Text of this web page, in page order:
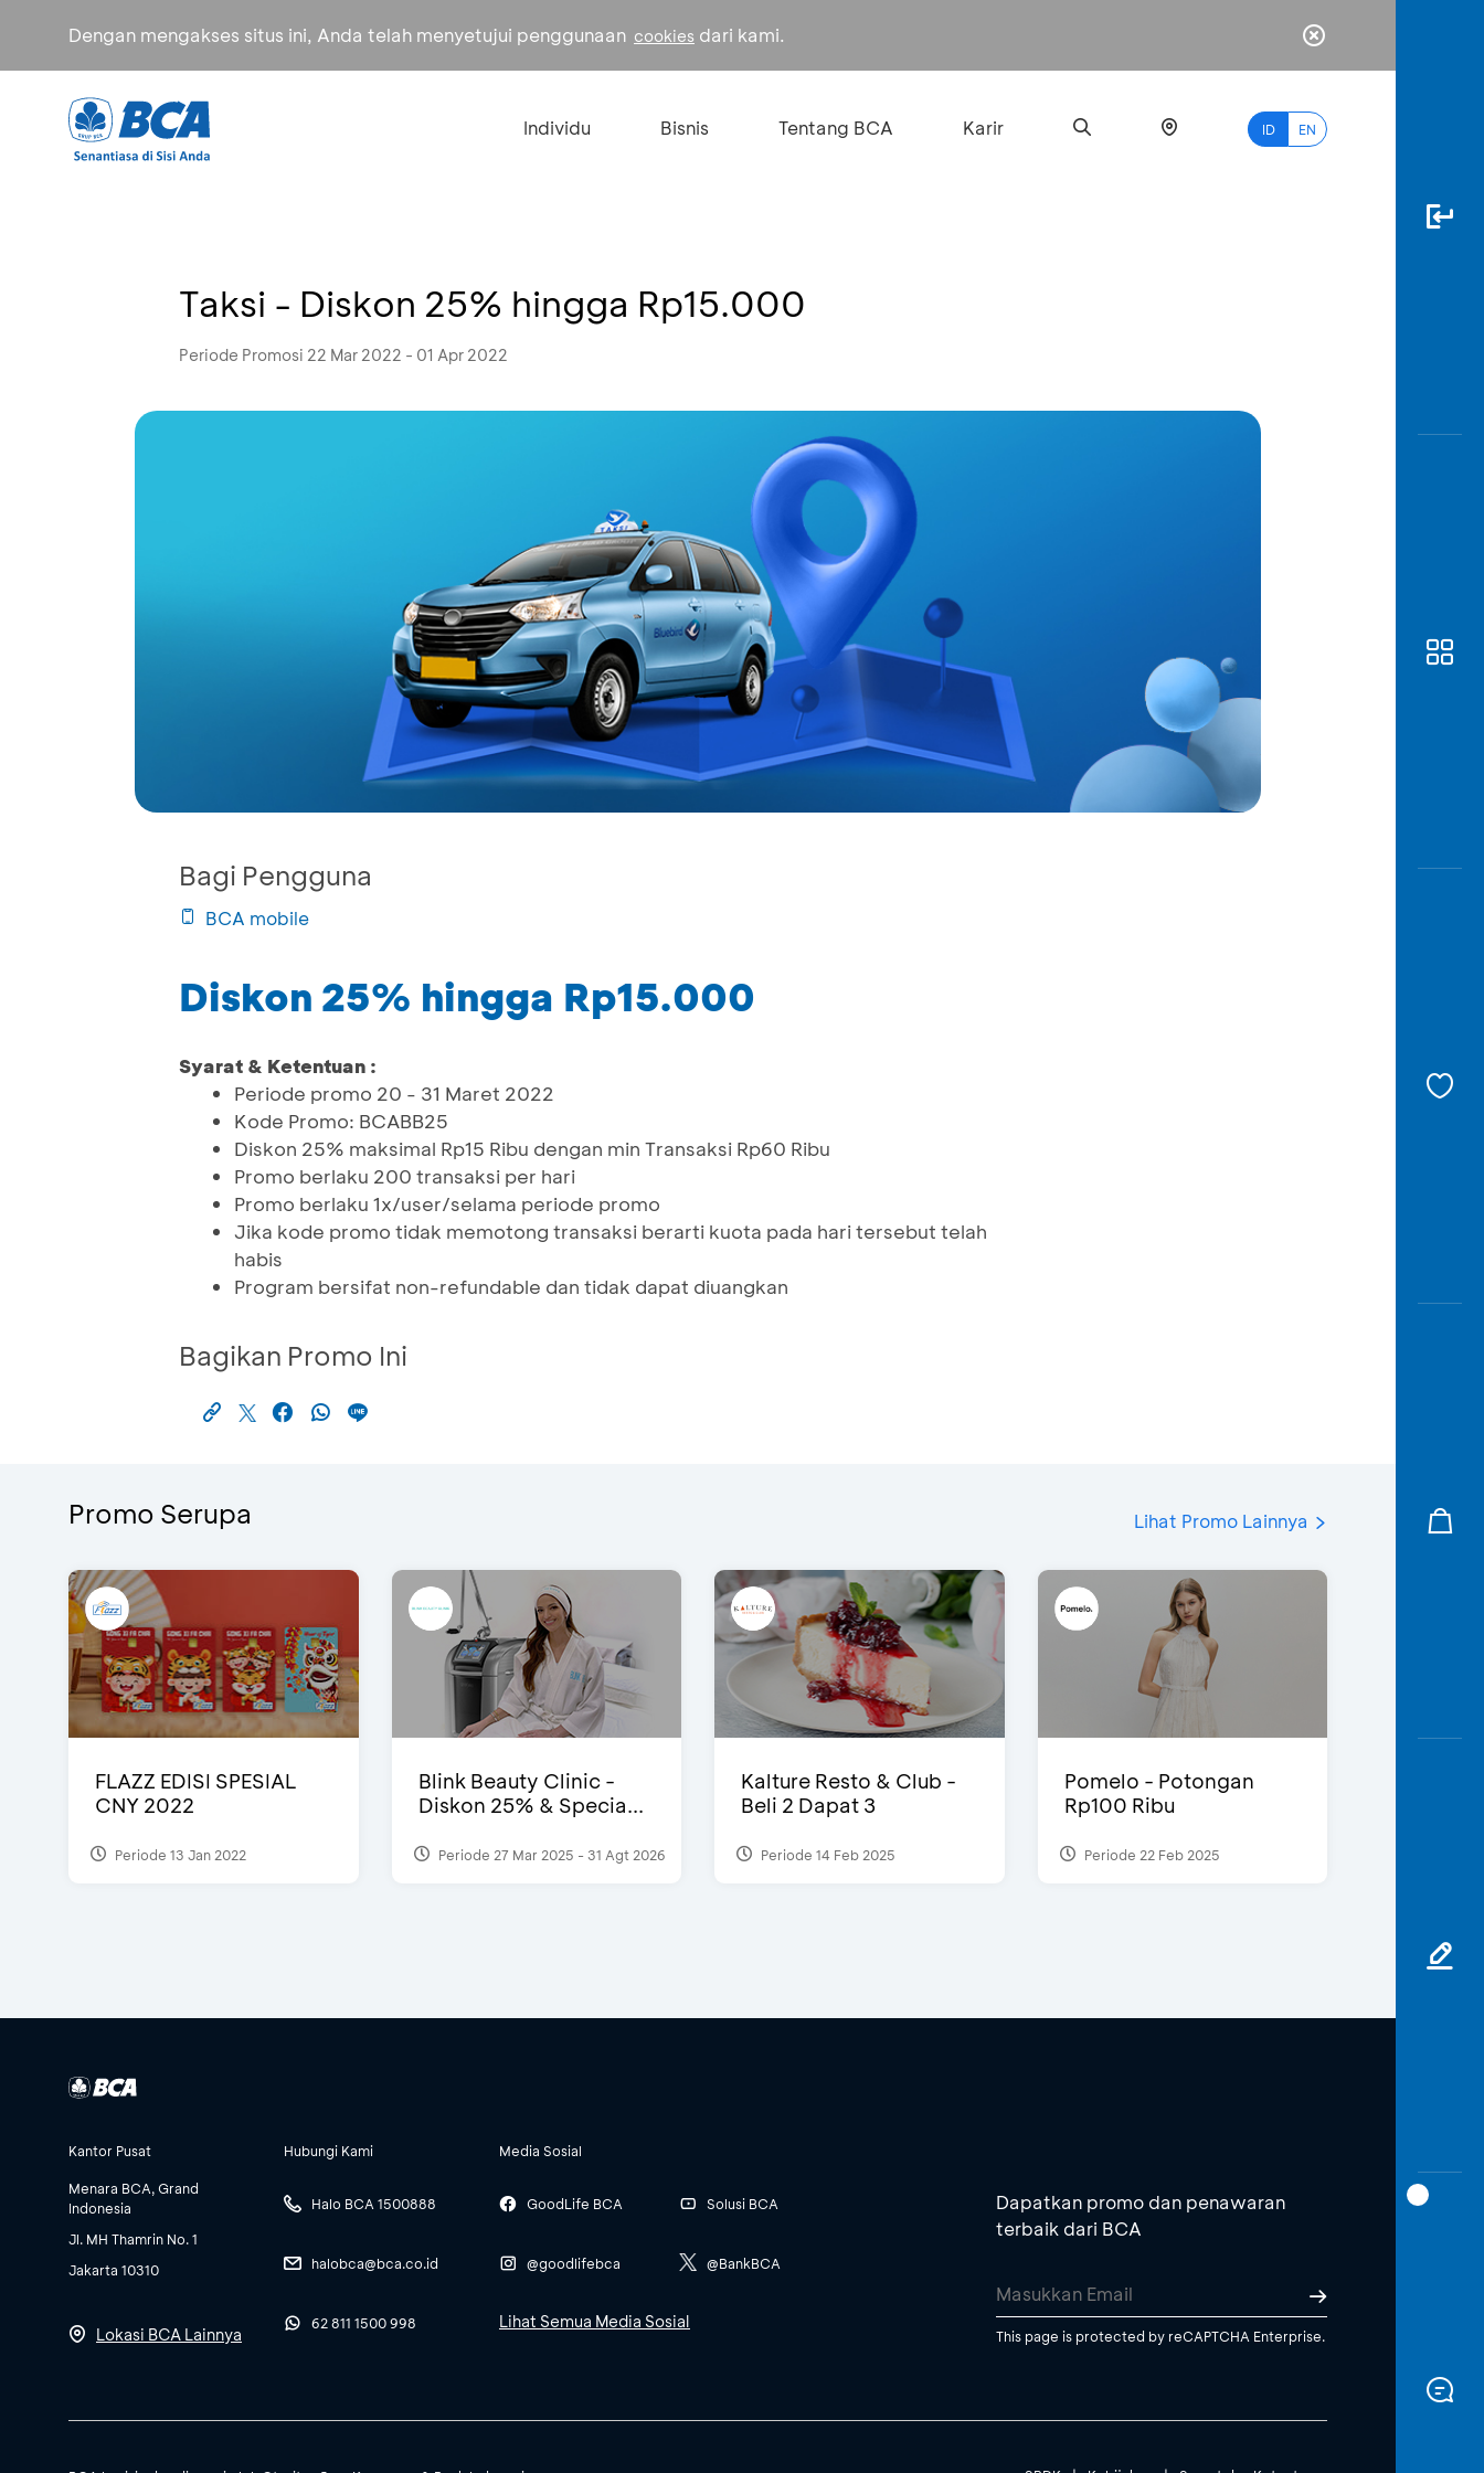
Dengan mengakses situs ini, Anda telah menyetujui penggunaan cookies dari kami.
Individu Bisnis Tentang BCA Karir ID EN
Taksi - Diskon 25% hingga Rp15.000
Periode Promosi 22 Mar 2022 - 01 Apr 2022
Bagi Pengguna
BCA mobile
Diskon 25% hingga Rp15.000
Syarat & Ketentuan :
Periode promo 20 - 31 Maret 2022
Kode Promo: BCABB25
Diskon 25% maksimal Rp15 Ribu dengan min Transaksi Rp60 Ribu
Promo berlaku 200 transaksi per hari
Promo berlaku 1x/user/selama periode promo
Jika kode promo tidak memotong transaksi berarti kuota pada hari tersebut telah
habis
Program bersifat non-refundable dan tidak dapat diuangkan
Bagikan Promo Ini
Promo Serupa Lihat Promo Lainnya
FLAZZ EDISI SPESIAL
CNY 2022
Periode 13 Jan 2022
Blink Beauty Clinic -
Diskon 25% & Specia...
Periode 27 Mar 2025 - 31 Agt 2026
Kalture Resto & Club -
Beli 2 Dapat 3
Periode 14 Feb 2025
Pomelo - Potongan
Rp100 Ribu
Periode 22 Feb 2025
Kantor Pusat
Menara BCA, Grand
Indonesia
Jl. MH Thamrin No. 1
Jakarta 10310
Lokasi BCA Lainnya
Hubungi Kami
Halo BCA 1500888
halobca@bca.co.id
62 811 1500 998
Media Sosial
GoodLife BCA
@goodlifebca
Solusi BCA
@BankBCA
Lihat Semua Media Sosial
Dapatkan promo dan penawaran
terbaik dari BCA
This page is protected by reCAPTCHA Enterprise.